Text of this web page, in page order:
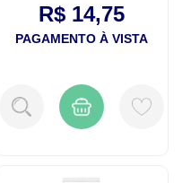
R$ 14,75
PAGAMENTO À VISTA